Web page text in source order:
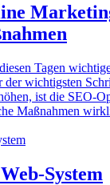
Tagen
wichtigsten
ist die SEO-
Maßnahmen
System